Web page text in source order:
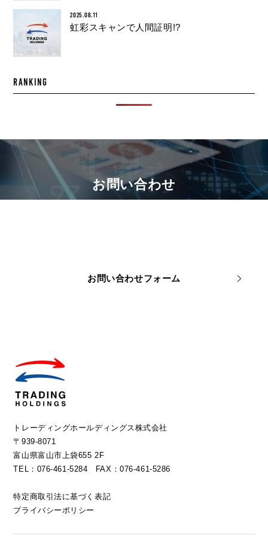
2025.08.11
虹彩スキャンで人間証明!?
RANKING
お問い合わせ
お問い合わせフォーム
トレーディングホールディングス株式会社
〒939-8071
富山県富山市上袋655 2F
TEL：076-461-5284 FAX：076-461-5286
特定商取引法に基づく表記
プライバシーポリシー